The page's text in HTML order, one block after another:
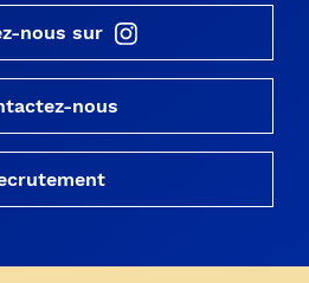
nous sur
nous